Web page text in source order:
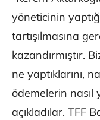
yöneticinin
tartışılmasına
kazandırmıştır.
ne yaptıklarını,
ödemelerin nasıl
açıkladılar. TFF